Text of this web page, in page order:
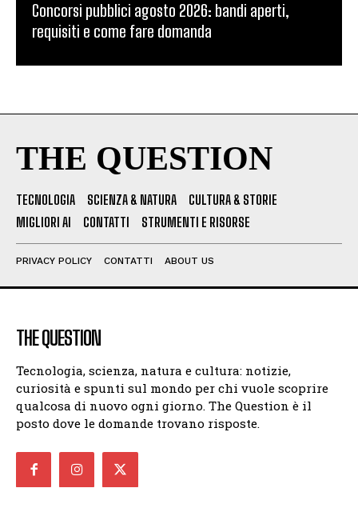
Concorsi pubblici agosto 2026: bandi aperti,
requisiti e come fare domanda
THE QUESTION
TECNOLOGIA SCIENZA & NATURA
CULTURA & STORIE
MIGLIORI AI
CONTATTI STRUMENTI E RISORSE
PRIVACY POLICY CONTATTI ABOUT US
THE QUESTION
Tecnologia, scienza, natura e cultura: notizie,
curiosità e spunti sul mondo per chi vuole scoprire
qualcosa di nuovo ogni giorno. The Question è il
posto dove le domande trovano risposte.